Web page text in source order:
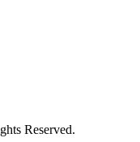
Reserved.